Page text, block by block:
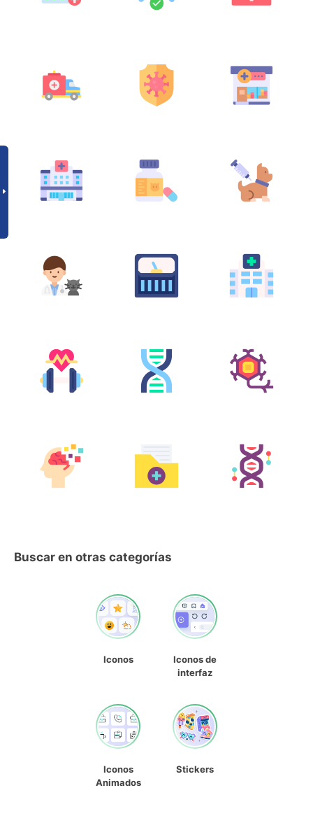
Buscar en otras categorías
Iconos
Iconos de
interfaz
Iconos
Animados
Stickers